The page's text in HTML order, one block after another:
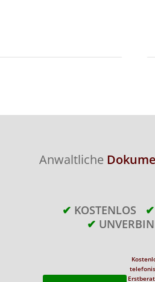
Anwaltliche
✔ KOSTENLOS ✔
✔